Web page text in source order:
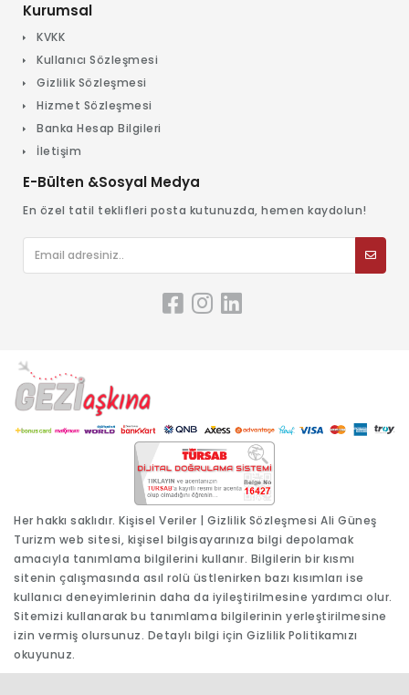
Kurumsal
KVKK
Kullanıcı Sözleşmesi
Gizlilik Sözleşmesi
Hizmet Sözleşmesi
Banka Hesap Bilgileri
İletişim
E-Bülten &Sosyal Medya
En özel tatil teklifleri posta kutunuzda, hemen kaydolun!
Her hakkı saklıdır. Kişisel Veriler | Gizlilik Sözleşmesi Ali Güneş
Turizm web sitesi, kişisel bilgisayarınıza bilgi depolamak
amacıyla tanımlama bilgilerini kullanır. Bilgilerin bir kısmı
sitenin çalışmasında asıl rolü üstlenirken bazı kısımları ise
kullanıcı deneyimlerinin daha da iyileştirilmesine yardımcı olur.
Sitemizi kullanarak bu tanımlama bilgilerinin yerleştirilmesine
izin vermiş olursunuz. Detaylı bilgi için Gizlilik Politikamızı
okuyunuz.